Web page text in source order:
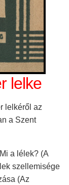
lelke
lelkéről az
a Szent
a lélek? (A
szellemisége
(Az